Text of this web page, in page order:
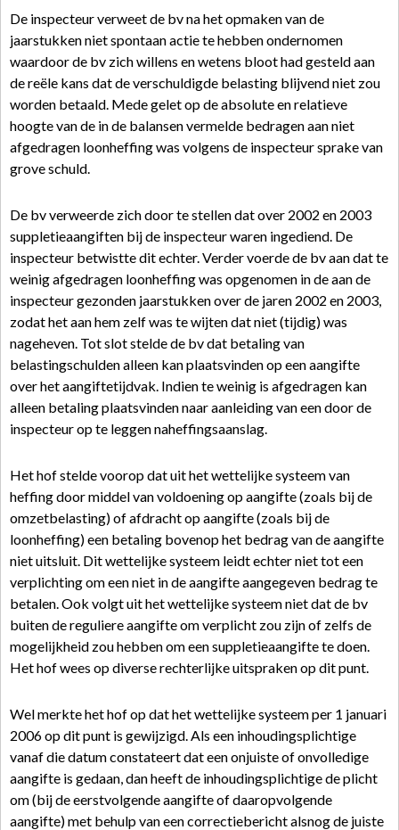
De inspecteur verweet de bv na het opmaken van de
jaarstukken niet spontaan actie te hebben ondernomen
waardoor de bv zich willens en wetens bloot had gesteld aan
de reële kans dat de verschuldigde belasting blijvend niet zou
worden betaald. Mede gelet op de absolute en relatieve
hoogte van de in de balansen vermelde bedragen aan niet
afgedragen loonheffing was volgens de inspecteur sprake van
grove schuld.
De bv verweerde zich door te stellen dat over 2002 en 2003
suppletieaangiften bij de inspecteur waren ingediend. De
inspecteur betwistte dit echter. Verder voerde de bv aan dat te
weinig afgedragen loonheffing was opgenomen in de aan de
inspecteur gezonden jaarstukken over de jaren 2002 en 2003,
zodat het aan hem zelf was te wijten dat niet (tijdig) was
nageheven. Tot slot stelde de bv dat betaling van
belastingschulden alleen kan plaatsvinden op een aangifte
over het aangiftetijdvak. Indien te weinig is afgedragen kan
alleen betaling plaatsvinden naar aanleiding van een door de
inspecteur op te leggen naheffingsaanslag.
Het hof stelde voorop dat uit het wettelijke systeem van
heffing door middel van voldoening op aangifte (zoals bij de
omzetbelasting) of afdracht op aangifte (zoals bij de
loonheffing) een betaling bovenop het bedrag van de aangifte
niet uitsluit. Dit wettelijke systeem leidt echter niet tot een
verplichting om een niet in de aangifte aangegeven bedrag te
betalen. Ook volgt uit het wettelijke systeem niet dat de bv
buiten de reguliere aangifte om verplicht zou zijn of zelfs de
mogelijkheid zou hebben om een suppletieaangifte te doen.
Het hof wees op diverse rechterlijke uitspraken op dit punt.
Wel merkte het hof op dat het wettelijke systeem per 1 januari
2006 op dit punt is gewijzigd. Als een inhoudingsplichtige
vanaf die datum constateert dat een onjuiste of onvolledige
aangifte is gedaan, dan heeft de inhoudingsplichtige de plicht
om (bij de eerstvolgende aangifte of daaropvolgende
aangifte) met behulp van een correctiebericht alsnog de juiste